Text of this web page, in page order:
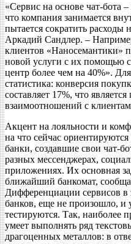
«Сервис на основе чат-бота –
что компания занимается
пытается сократить расходы
Аркадий Сандлер. –
клиентов «Наносемантики»
новой услуги с их помощью
центр более чем на 40%».
статистика: конверсия
составляет 17%, что
взаимоотношений с
Акцент на лояльности и
на что сейчас
банки, создавшие свои чат-
разных мессенджерах,
приложениях. Их основная
ближайший банкомат,
Дифференциации сервисов в
банков, еще не произошло,
тестируются. Так, наиболее
умеет выполнять ряд
драгоценных металлов: в